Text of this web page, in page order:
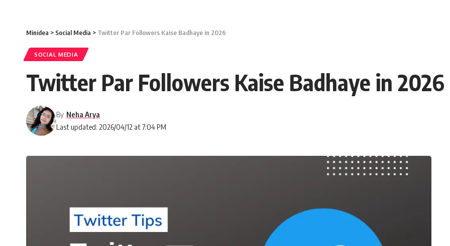
Minidea > Social Media > Twitter Par Followers Kaise Badhaye in 2026
SOCIAL MEDIA
Twitter Par Followers Kaise Badhaye in 2026
Last updated: 2026/04/12 at 7:04 PM
By Neha Arya